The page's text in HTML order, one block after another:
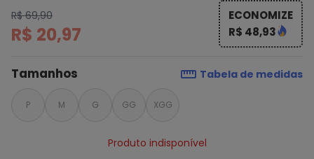
R$ 69,90
R$ 20,97
ECONOMIZE
R$ 48,93
Tamanhos Tabela de medidas
P M G GG XGG
Produto indisponível